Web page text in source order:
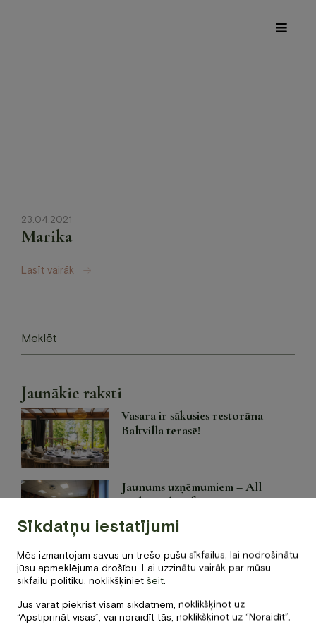
Dāvanu karte
Par mums
Kontakti
BOOK NOW
+371 67840640
facebook-
f
instagram
LV
EN
23.04.2021
Marika
Lasīt vairāk
Jaunākie raksti
Vasara ir sākusies restorāna
Baltvilla terasē!
Jaunums uzņēmumiem – All
Inclusive konferences
Baltvillas māmiņdienas brančs
Sīkdatņu iestatījumi
Mēs izmantojam savus un trešo pušu sīkfailus, lai nodrošinātu
jūsu apmeklējuma drošību. Lai uzzinātu vairāk par mūsu
sīkfailu politiku, noklikšķiniet šeit
Jūs varat piekrist visām sīkdatnēm, noklikšķinot uz
“Apstiprināt visas”, vai noraidīt tās, noklikšķinot uz “Noraidīt”.